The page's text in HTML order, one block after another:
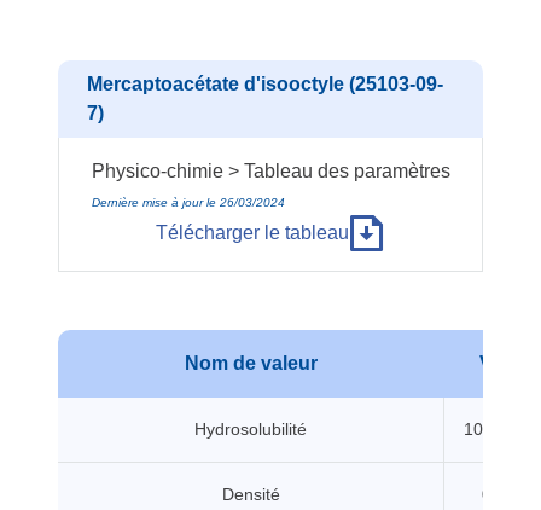
Mercaptoacétate d'isooctyle (25103-09-
7)
Physico-chimie > Tableau des paramètres
Dernière mise à jour le 26/03/2024
Télécharger le tableau
Nom de valeur Valeur
Hydrosolubilité 10.6 mg.L
Densité 0.976 -